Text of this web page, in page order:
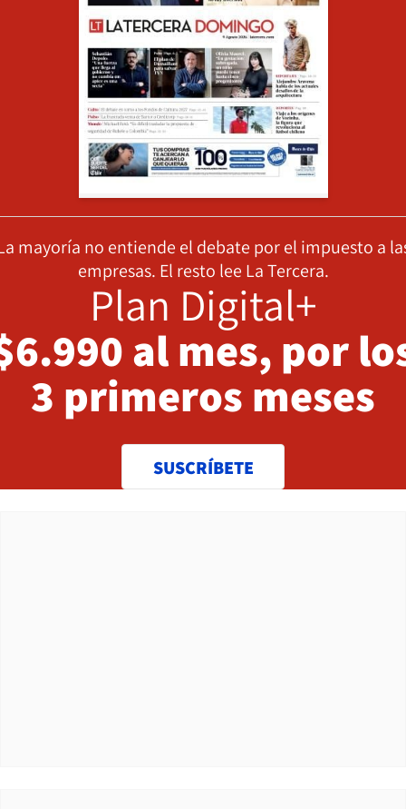
mayoría no entiende el debate por el impuesto a
empresas. El resto lee La Tercera.
Plan Digital+
al mes, por
3 primeros meses
SUSCRÍBETE